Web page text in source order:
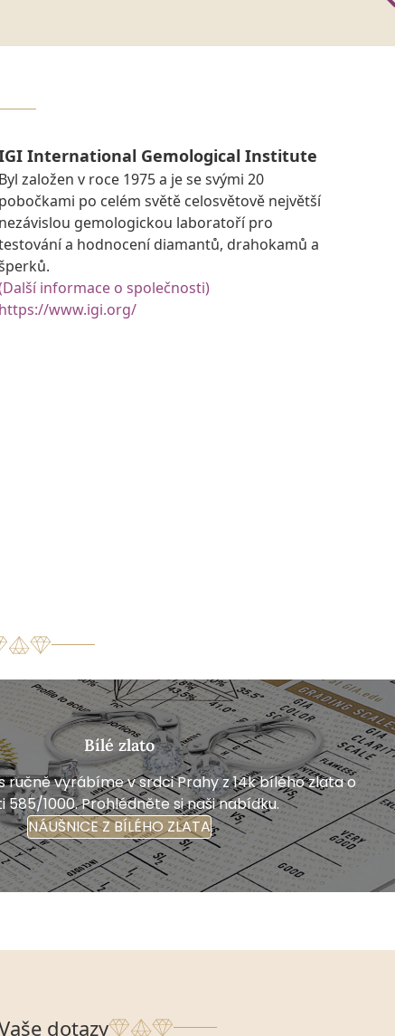
International Gemological Institute
Byl založen v roce 1975 a je se svými 20
pobočkami po celém světě celosvětově největší
nezávislou gemologickou laboratoří pro
a hodnocení diamantů, drahokamů a
informace o společnosti)
https://www.igi.org/
Bílé zlato
ručně vyrábíme v srdci Prahy z 14k bílého zlata o
585/1000. Prohlédněte si naši nabídku.
NÁUŠNICE Z BÍLÉHO ZLATA
dotazy